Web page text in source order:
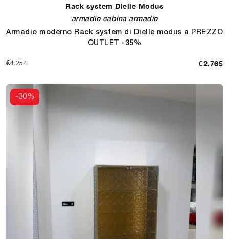
Rack system Dielle Modus
armadio cabina armadio
Armadio moderno Rack system di Dielle modus a PREZZO
OUTLET -35%
€4.254 €2.765
-30%